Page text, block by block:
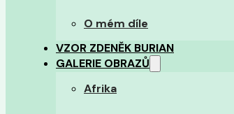
O mém díle
VZOR ZDENĚK BURIAN
GALERIE OBRAZŮ
Afrika